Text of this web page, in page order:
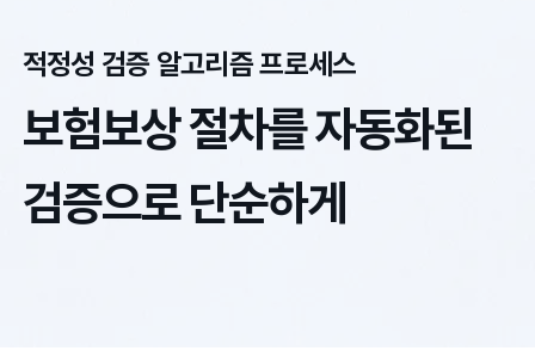
적정성 검증 알고리즘 프로세스
보험보상 절차를 자동화된
검증으로 단순하게